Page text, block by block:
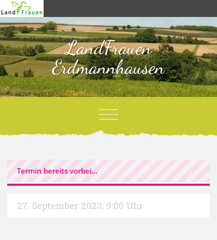
LandFrauen
Erdmannhausen
Termin bereits vorbei...
27. September 2023, 9:00 Uhr